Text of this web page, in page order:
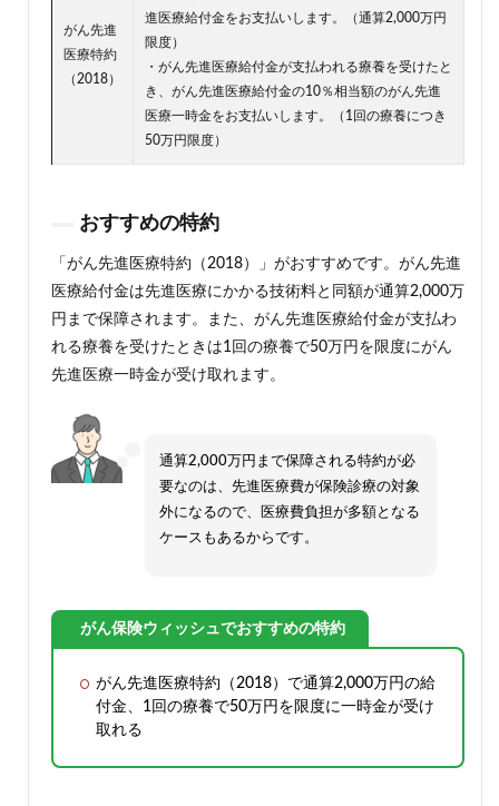
がん先進
医療特約
（2018）
進医療給付金をお支払いします。（通算2,000万円
限度）
・がん先進医療給付金が支払われる療養を受けたと
き、がん先進医療給付金の10％相当額のがん先進
医療一時金をお支払いします。（1回の療養につき
50万円限度）
おすすめの特約
「がん先進医療特約（2018）」がおすすめです。がん先進
医療給付金は先進医療にかかる技術料と同額が通算2,000万
円まで保障されます。また、がん先進医療給付金が支払わ
れる療養を受けたときは1回の療養で50万円を限度にがん
先進医療一時金が受け取れます。
通算2,000万円まで保障される特約が必
要なのは、先進医療費が保険診療の対象
外になるので、医療費負担が多額となる
ケースもあるからです。
がん保険ウィッシュでおすすめの特約
がん先進医療特約（2018）で通算2,000万円の給
付金、1回の療養で50万円を限度に一時金が受け
取れる